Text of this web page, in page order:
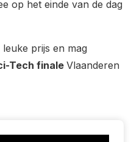
op het einde van de dag
prijs en mag
Tech finaleVlaanderen